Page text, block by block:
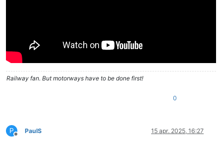
Railway fan. But motorways have to be done first!
0
P
Deconectat
PaulS 15 apr. 2025, 16:27